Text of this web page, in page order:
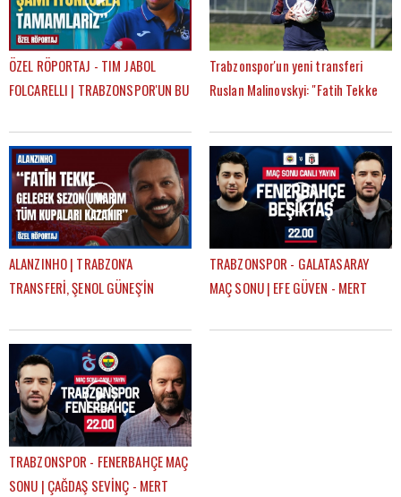
ÖZEL RÖPORTAJ - TIM JABOL
FOLCARELLI | TRABZONSPOR'UN BU
SAÇ TARZI
Trabzonspor'un yeni transferi
Ruslan Malinovskyi: "Fatih Tekke
ALANZINHO | TRABZON'A
TRANSFERİ, ŞENOL GÜNEŞ'İN
TEKKE'Yİ NASIL TANIMLAR?
TRABZONSPOR - GALATASARAY
MAÇ SONU | EFE GÜVEN - MERT
TRABZONSPOR - FENERBAHÇE MAÇ
SONU | ÇAĞDAŞ SEVİNÇ - MERT